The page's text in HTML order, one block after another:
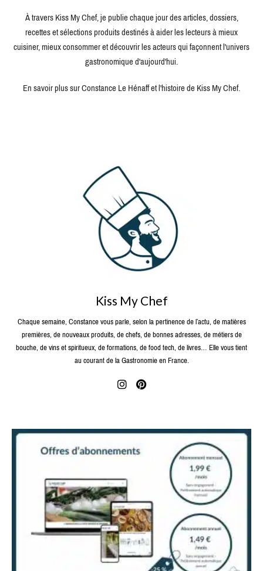
À travers Kiss My Chef, je publie chaque jour des articles, dossiers,
recettes et sélections produits destinés à aider les lecteurs à mieux
cuisiner, mieux consommer et découvrir les acteurs qui façonnent l'univers
gastronomique d'aujourd'hui.
En savoir plus sur Constance Le Hénaff et l'histoire de Kiss My Chef.
Kiss My Chef
Chaque semaine, Constance vous parle, selon la pertinence de l’actu, de matières
premières, de nouveaux produits, de chefs, de bonnes adresses, de métiers de
bouche, de vins et spiritueux, de formations, de food tech, de livres… Elle vous tient
au courant de la Gastronomie en France.